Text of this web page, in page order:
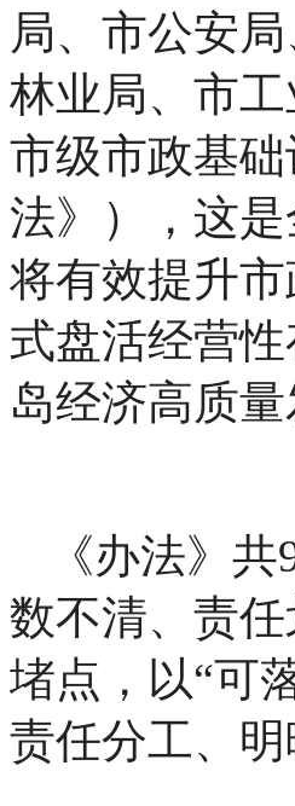
局、市公安
林业局、市
市级市政基
法》），这
将有效提升
式盘活经营
岛经济高质
《办法》
数不清、责
堵点，以“可
责任分工、